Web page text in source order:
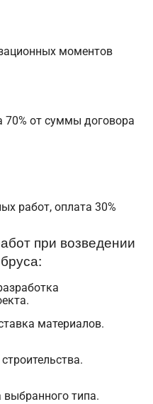
моментов
70% от суммы договора
работ, оплата 30%
при возведении
материалов.
типа.